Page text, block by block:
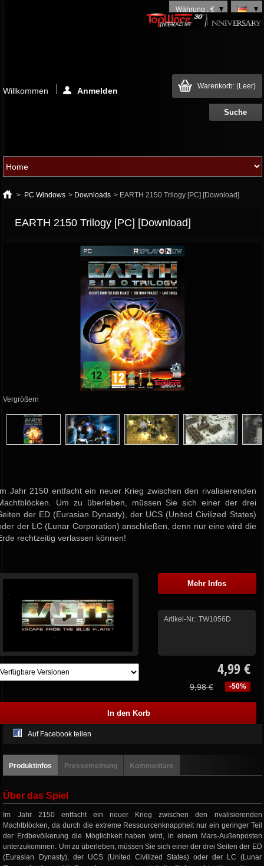
Währung : €
Warenkorb: (Leer)
Willkommen Anmelden
> PC Windows > Downloads > EARTH 2150 Trilogy [PC] [Download]
EARTH 2150 Trilogy [PC] [Download]
Vergrößern
Jahr 2150 entfacht ein neuer Krieg zwischen den rivalisierenden
Um zu überleben, müssen Sie sich einer der drei
der ED (Eurasian Dynasty), der UCS (United Civilized States)
der LC (Lunar Corporation) anschließen, denn nur eine wird die
rechtzeitig verlassen können!
Mehr Infos
Artikel-Nr.: TW1056D
4,99 €
-50%
9,98 €
Auf Facebook teilen
Produktinfos Pressemeinung Kommentare
Über das Spiel
Im Jahr 2150 entfacht ein neuer Krieg zwischen den rivalisierenden
Machtblöcken, da durch die extreme Ressourcenknappheit nur ein geringer Teil
der Erdbevölkerung die Möglichkeit haben wird, in einem Mars-Außenposten
unterzukommen. Um zu überleben, müssen Sie sich einer der drei Seiten der ED
(Eurasian Dynasty), der UCS (United Civilized States) oder der LC (Lunar